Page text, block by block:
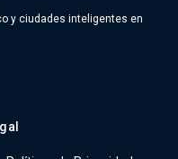
y ciudades inteligentes en